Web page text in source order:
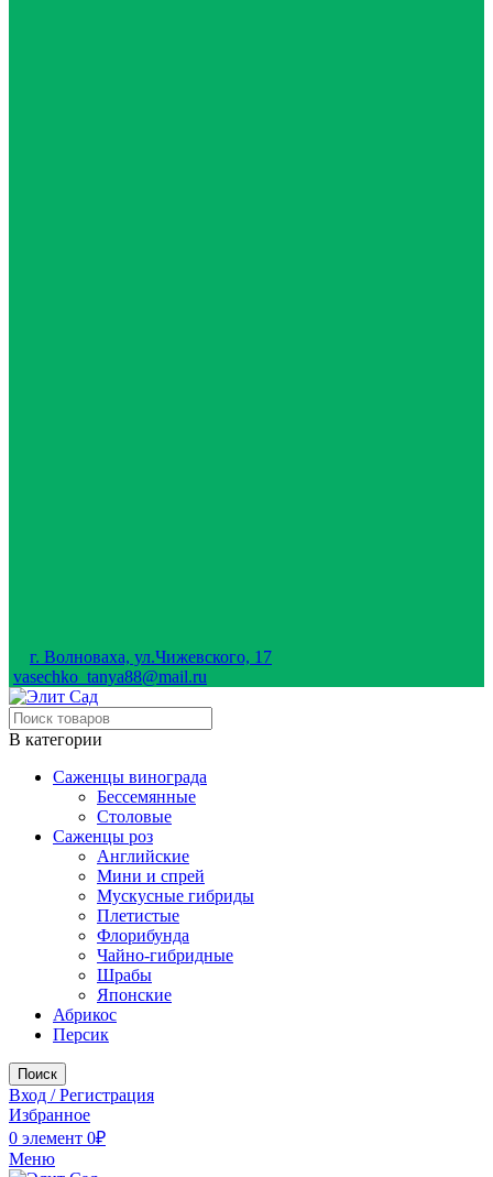
г. Волноваха, ул.Чижевского, 17
vasechko_tanya88@mail.ru
В категории
Саженцы винограда
Бессемянные
Столовые
Саженцы роз
Английские
Мини и спрей
Мускусные гибриды
Плетистые
Флорибунда
Чайно-гибридные
Шрабы
Японские
Абрикос
Персик
Поиск
Вход / Регистрация
Избранное
0 элемент 0₽
Меню